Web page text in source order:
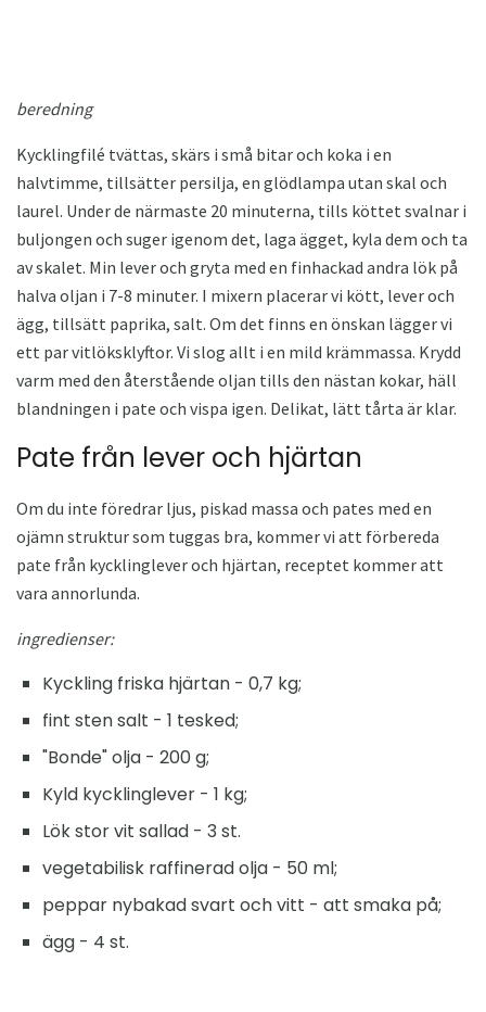
beredning
Kycklingfilé tvättas, skärs i små bitar och koka i en
halvtimme, tillsätter persilja, en glödlampa utan skal och
laurel. Under de närmaste 20 minuterna, tills köttet svalnar i
buljongen och suger igenom det, laga ägget, kyla dem och ta
av skalet. Min lever och gryta med en finhackad andra lök på
halva oljan i 7-8 minuter. I mixern placerar vi kött, lever och
ägg, tillsätt paprika, salt. Om det finns en önskan lägger vi
ett par vitlöksklyftor. Vi slog allt i en mild krämmassa. Krydd
varm med den återstående oljan tills den nästan kokar, häll
blandningen i pate och vispa igen. Delikat, lätt tårta är klar.
Pate från lever och hjärtan
Om du inte föredrar ljus, piskad massa och pates med en
ojämn struktur som tuggas bra, kommer vi att förbereda
pate från kycklinglever och hjärtan, receptet kommer att
vara annorlunda.
ingredienser:
Kyckling friska hjärtan - 0,7 kg;
fint sten salt - 1 tesked;
"Bonde" olja - 200 g;
Kyld kycklinglever - 1 kg;
Lök stor vit sallad - 3 st.
vegetabilisk raffinerad olja - 50 ml;
peppar nybakad svart och vitt - att smaka på;
ägg - 4 st.